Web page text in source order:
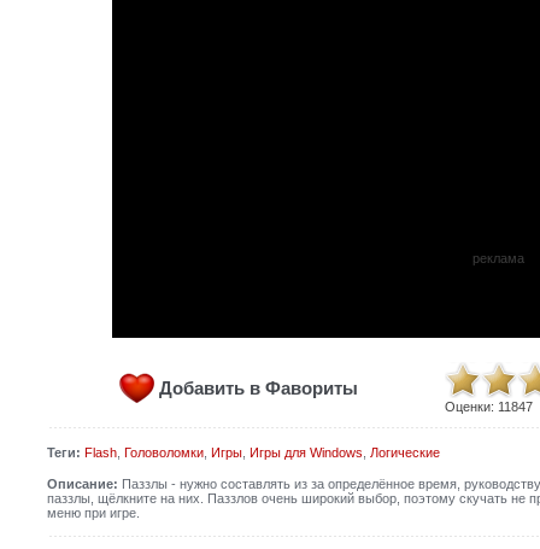
реклама
Добавить в Фавориты
Оценки: 11847
Теги: Flash, Головоломки, Игры, Игры для Windows Логические
Описание: Паззлы - нужно составлять из за определённое время,
паззлы, щёлкните на них. Паззлов очень широкий выбор, поэтому скучать не
меню при игре.